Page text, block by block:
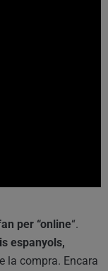
per “online“.
espanyols,
la compra. Encara